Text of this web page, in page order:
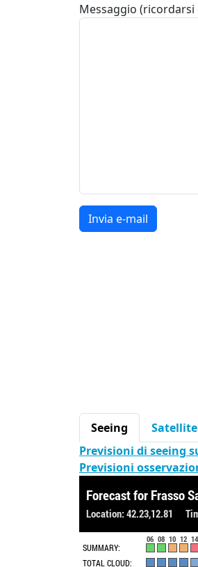
Messaggio
Seeing Satellite
Previsioni di seeing
Previsioni